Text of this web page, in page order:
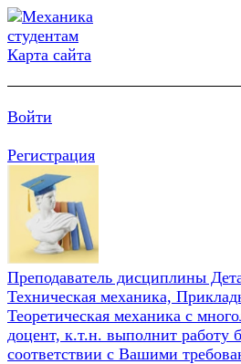
Карта сайта
Войти
Регистрация
Преподаватель дисциплины
Техническая механика,
Теоретическая механика с
доцент, к.т.н. выполнит работу
соответствии с Вашими